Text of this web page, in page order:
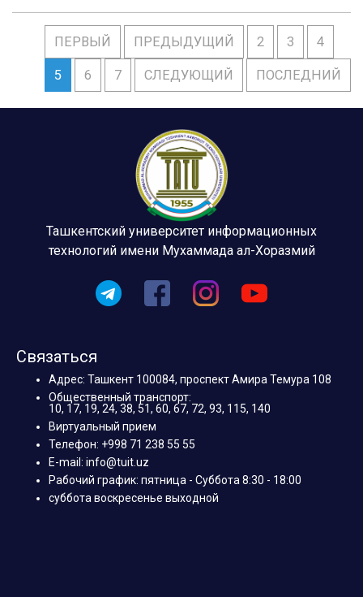
ПЕРВЫЙ ПРЕДЫДУЩИЙ 2 3 4
5 6 7 СЛЕДУЮЩИЙ ПОСЛЕДНИЙ
Ташкентский университет информационных
технологий имени Мухаммада ал-Хоразмий
Связаться
Адрес: Ташкент 100084, проспект Амира Темура 108
Общественный транспорт:
10, 17, 19, 24, 38, 51, 60, 67, 72, 93, 115, 140
Виртуальный прием
Телефон: +998 71 238 55 55
E-mail: info@tuit.uz
Рабочий график: пятница - Суббота 8:30 - 18:00
суббота воскресенье выходной